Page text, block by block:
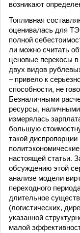
возникают
Топливная
оценивалась для
полной
ли можно считать
ценовые перекосы
двух видов
– привело к
способности, не
Безналичными
ресурсы,
измерялась
большую
такой
настоящей статьи.
обсуждению этой
анализе модели
переходного
длительное
(логистических,
указанной
малой